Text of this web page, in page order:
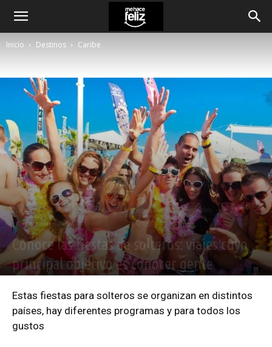
Inicio Destinos Caribe
Destinos Caribe Inspiración Experiencias únicas
Festivales
Playas e islas exóticas
Conoce las fiestas de solteros: viajes cuyo
principal objetivo es conocer gente
Estas fiestas para solteros se organizan en distintos
países, hay diferentes programas y para todos los
gustos